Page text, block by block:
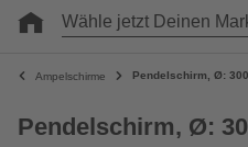
Wähle jetzt Deinen
Ampelschirme Pendelschirm, Ø:
Pendelschirm, Ø: